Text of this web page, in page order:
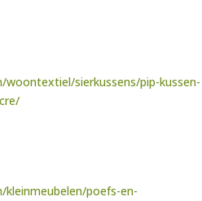
sierkussens/pip-kussen-
poefs-en-